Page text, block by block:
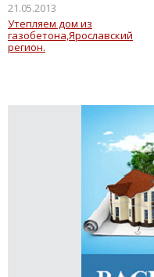
21.05.2013
Утепляем дом из
газобетона,Ярославский
регион.